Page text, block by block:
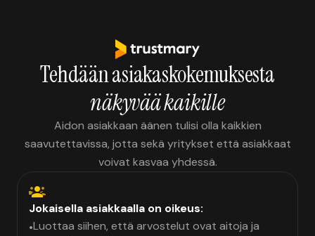
Tehdään asiakaskokemuksesta
näkyvää kaikille
Aidon asiakkaan äänen tulisi olla kaikkien
saavutettavissa, jotta sekä yritykset että asiakkaat
voivat kasvaa yhdessä.
Jokaisella asiakkaalla on oikeus:
•Luottaa siihen, että arvostelut ovat aitoja ja